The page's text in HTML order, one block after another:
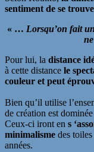
sentiment de se
« … Lorsqu’on fait
Pour lui, la distance
à cette distance le
couleur et peut
Bien qu’il utilise
de création est
Ceux-ci iront en s
minimalisme des toiles
années.